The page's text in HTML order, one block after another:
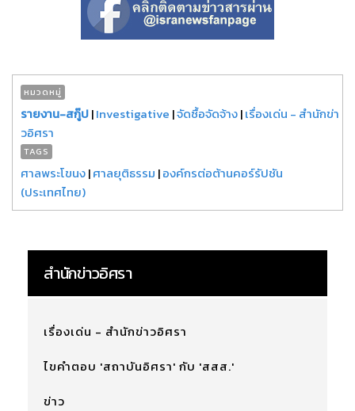
หมวดหมู่
รายงาน-สกู๊ป|Investigative |จัดซื้อจัดจ้าง|เรื่องเด่น - สำนักข่า
วอิศรา
TAGS
ศาลพระโขนง|ศาลยุติธรรม |องค์กรต่อต้านคอร์รัปชัน
(ประเทศไทย)
สำนักข่าวอิศรา
เรื่องเด่น - สำนักข่าวอิศรา
ไขคำตอบ 'สถาบันอิศรา' กับ 'สสส.'
ข่าว